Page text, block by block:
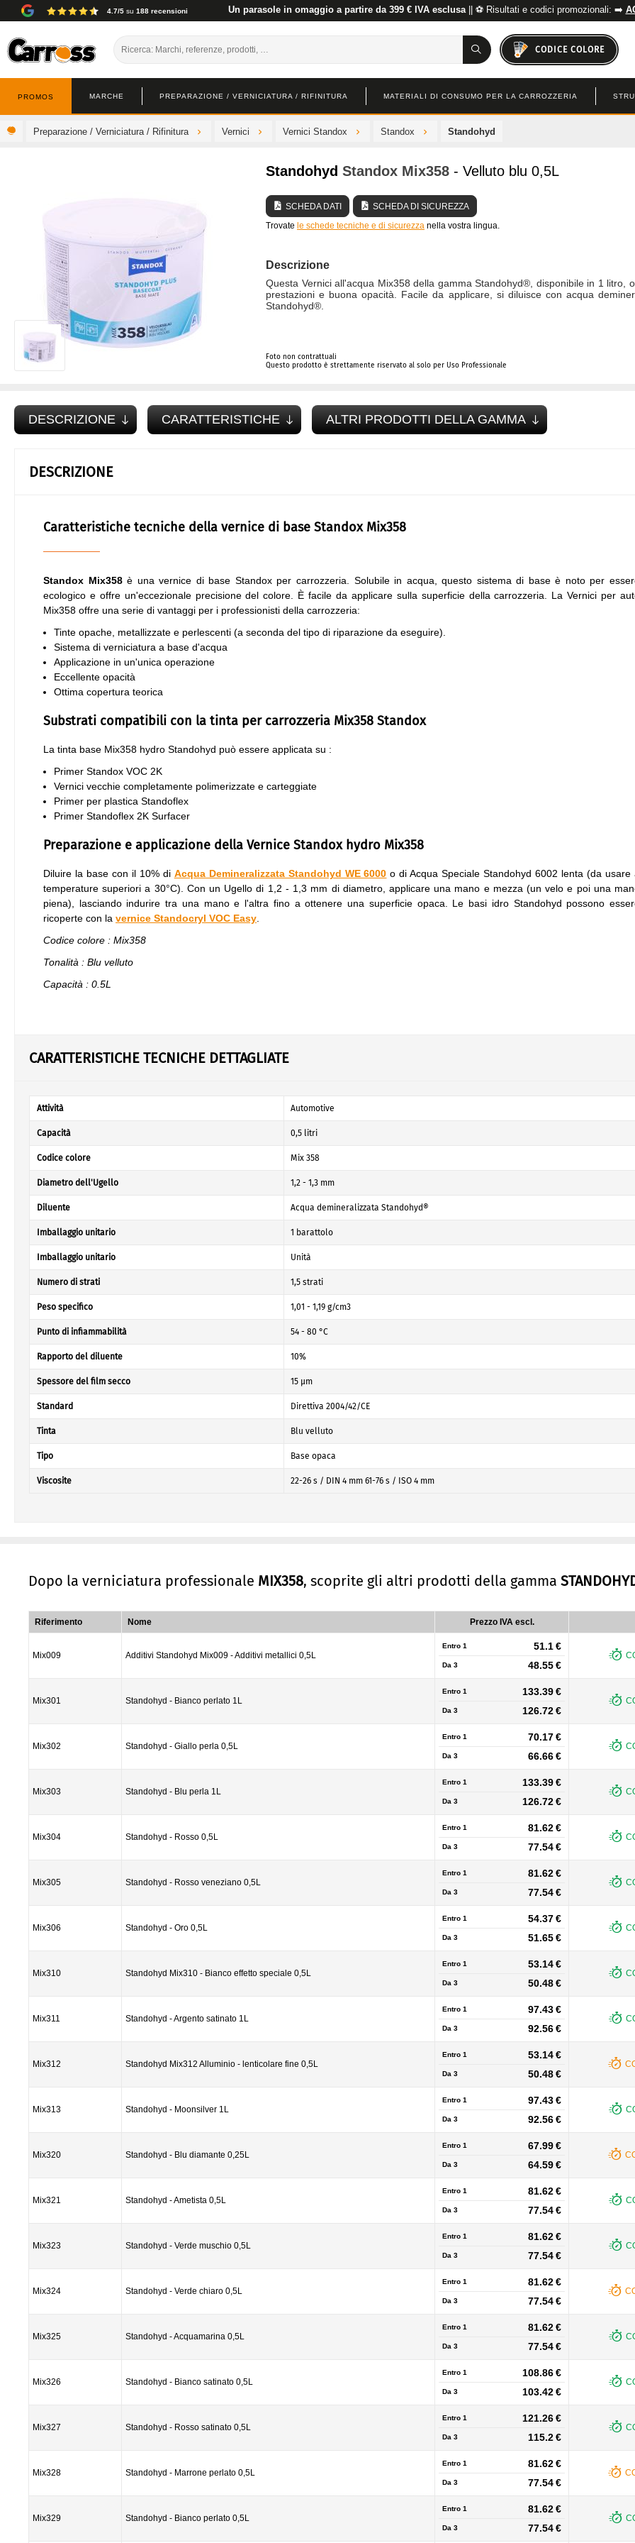
4.7/5 su 188 recensioni Un parasole in omaggio a partire da 399 € IVA esclusa|| ⚽ Risultati e codici promozionali: ➡️
CODICE COLORE
PREPARAZIONE / VERNICIATURA / RIFINITURA MATERIALI DI CONSUMO PER LA CARROZZERIA
MARCHE
PROMOS
Preparazione / Verniciatura / Rifinitura Vernici Vernici Standox Standox Standohyd
Standohyd Standox Mix358 - Velluto blu 0,5L
SCHEDA DATI
SCHEDA DI SICUREZZA
Trovate le schede tecniche e di sicurezza nella vostra lingua.
Descrizione
Questa Vernici all'acqua Mix358 della gamma Standohyd®, disponibile in 1 litro,
prestazioni e buona opacità. Facile da applicare, si diluisce con acqua
Standohyd®.
Foto non contrattuali
Questo prodotto è strettamente riservato al solo per Uso Professionale
DESCRIZIONE CARATTERISTICHE ALTRI PRODOTTI DELLA GAMMA
DESCRIZIONE
Caratteristiche tecniche della vernice di base Standox Mix358
Standox Mix358è una vernice di base Standox per carrozzeria. Solubile in acqua, questo sistema di base è noto per
ecologico e offre un'eccezionale precisione del colore. È facile da applicare sulla superficie della carrozzeria. La Vernici per
Mix358 offre una serie di vantaggi per i professionisti della carrozzeria:
Tinte opache, metallizzate e perlescenti (a seconda del tipo di riparazione da eseguire).
Sistema di verniciatura a base d'acqua
Applicazione in un'unica operazione
Eccellente opacità
Ottima copertura teorica
Substrati compatibili con la tinta per carrozzeria Mix358 Standox
La tinta base Mix358 hydro Standohyd può essere applicata su :
Primer Standox VOC 2K
Vernici vecchie completamente polimerizzate e carteggiate
Primer per plastica Standoflex
Primer Standoflex 2K Surfacer
Preparazione e applicazione della Vernice Standox hydro Mix358
Diluire la base con il 10% di Acqua Demineralizzata Standohyd WE 6000 o di Acqua Speciale Standohyd 6002 lenta (da usare
temperature superiori a 30°C). Con un Ugello di 1,2 - 1,3 mm di diametro, applicare una mano e mezza (un velo e poi una
piena), lasciando indurire tra una mano e l'altra fino a ottenere una superficie opaca. Le basi idro Standohyd possono
ricoperte con la vernice Standocryl VOC Easy
Codice colore : Mix358
Tonalità : Blu velluto
Capacità : 0.5L
CARATTERISTICHE TECNICHE DETTAGLIATE
Attività Automotive
Capacità 0,5 litri
Codice colore Mix 358
Diametro dell'Ugello 1,2 - 1,3 mm
Diluente Acqua demineralizzata Standohyd®
Imballaggio unitario 1 barattolo
Imballaggio unitario Unità
Numero di strati 1,5 strati
Peso specifico 1,01 - 1,19 g/cm3
Punto di infiammabilità 54 - 80 °C
Rapporto del diluente 10%
Spessore del film secco 15 µm
Standard Direttiva 2004/42/CE
Tinta Blu velluto
Tipo Base opaca
Viscosite 22-26 s / DIN 4 mm 61-76 s / ISO 4 mm
Dopo la verniciatura professionale MIX358, scoprite gli altri prodotti della gamma
Riferimento Nome Prezzo IVA escl.
Mix009 Additivi Standohyd Mix009 - Additivi metallici 0,5L
Entro 1 51.1 €
Da 3 48.55 €
Mix301 Standohyd - Bianco perlato 1L
Entro 1 133.39 €
Da 3 126.72 €
Mix302 Standohyd - Giallo perla 0,5L
Entro 1 70.17 €
Da 3 66.66 €
Mix303 Standohyd - Blu perla 1L
Entro 1 133.39 €
Da 3 126.72 €
Mix304 Standohyd - Rosso 0,5L
Entro 1 81.62 €
Da 3 77.54 €
Mix305 Standohyd - Rosso veneziano 0,5L
Entro 1 81.62 €
Da 3 77.54 €
Mix306 Standohyd - Oro 0,5L
Entro 1 54.37 €
Da 3 51.65 €
Mix310 Standohyd Mix310 - Bianco effetto speciale 0,5L
Entro 1 53.14 €
Da 3 50.48 €
Mix311 Standohyd - Argento satinato 1L
Entro 1 97.43 €
Da 3 92.56 €
Mix312 Standohyd Mix312 Alluminio - lenticolare fine 0,5L
Entro 1 53.14 €
Da 3 50.48 €
Mix313 Standohyd - Moonsilver 1L
Entro 1 97.43 €
Da 3 92.56 €
Mix320 Standohyd - Blu diamante 0,25L
Entro 1 67.99 €
Da 3 64.59 €
Mix321 Standohyd - Ametista 0,5L
Entro 1 81.62 €
Da 3 77.54 €
Mix323 Standohyd - Verde muschio 0,5L
Entro 1 81.62 €
Da 3 77.54 €
Mix324 Standohyd - Verde chiaro 0,5L
Entro 1 81.62 €
Da 3 77.54 €
Mix325 Standohyd - Acquamarina 0,5L
Entro 1 81.62 €
Da 3 77.54 €
Mix326 Standohyd - Bianco satinato 0,5L
Entro 1 108.86 €
Da 3 103.42 €
Mix327 Standohyd - Rosso satinato 0,5L
Entro 1 121.26 €
Da 3 115.2 €
Mix328 Standohyd - Marrone perlato 0,5L
Entro 1 81.62 €
Da 3 77.54 €
Mix329 Standohyd - Bianco perlato 0,5L
Entro 1 81.62 €
Da 3 77.54 €